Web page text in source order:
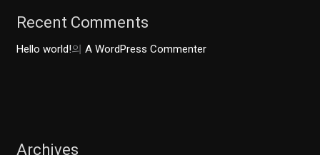
Recent Comments
Hello world!의A WordPress Commenter
Archives